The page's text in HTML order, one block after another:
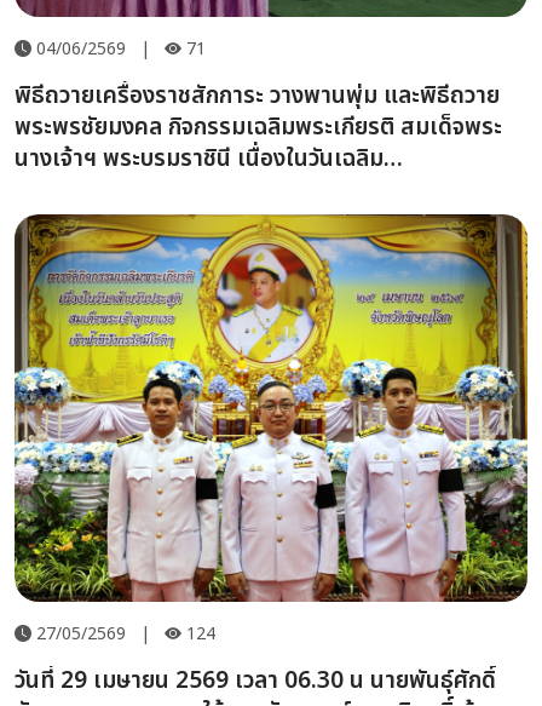
04/06/2569 | 71
พิธีถวายเครื่องราชสักการะ วางพานพุ่ม และพิธีถวาย
พระพรชัยมงคล กิจกรรมเฉลิมพระเกียรติ สมเด็จพระ
นางเจ้าฯ พระบรมราชินี เนื่องในวันเฉลิม
27/05/2569 | 124
วันที่ 29 เมษายน 2569 เวลา 06.30 น นายพันธุ์ศักดิ์